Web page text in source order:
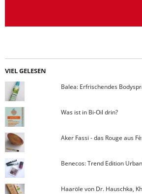
VIEL GELESEN
Balea: Erfrischendes
Was ist in Bi-Oil drin?
Aker Fassi - das Rouge aus
Benecos: Trend Edition
Haaröle von Dr. Hauschka,